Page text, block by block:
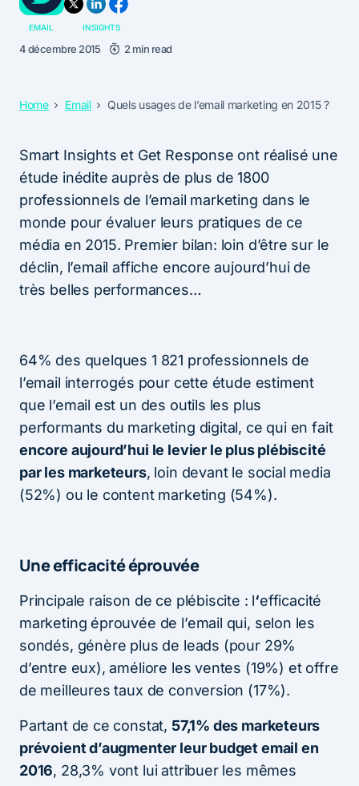
EMAIL INSIGHTS
4 décembre 2015 2 min read
Home Email Quels usages de l’email marketing en 2015 ?
Smart Insights et Get Response ont réalisé une
étude inédite auprès de plus de 1800
professionnels de l’email marketing dans le
monde pour évaluer leurs pratiques de ce
média en 2015. Premier bilan: loin d’être sur le
déclin, l’email affiche encore aujourd’hui de
très belles performances…
64% des quelques 1 821 professionnels de
l’email interrogés pour cette étude estiment
que l’email est un des outils les plus
performants du marketing digital, ce qui en fait
encore aujourd’hui le levier le plus plébiscité
par les marketeurs, loin devant le social media
(52%) ou le content marketing (54%).
Une efficacité éprouvée
Principale raison de ce plébiscite : l‘efficacité
marketing éprouvée de l’email qui, selon les
sondés, génère plus de leads (pour 29%
d’entre eux), améliore les ventes (19%) et offre
de meilleures taux de conversion (17%).
Partant de ce constat, 57,1% des marketeurs
prévoient d’augmenter leur budget email en
2016, 28,3% vont lui attribuer les mêmes